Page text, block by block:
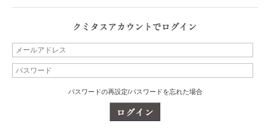
パスワードの再設定/パスワードを忘れた場合